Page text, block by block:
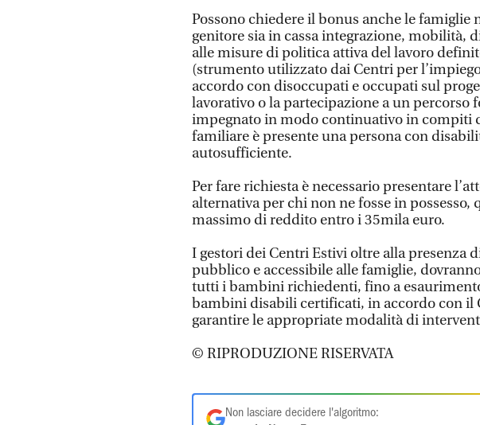
Possono chiedere il bonus anche le famiglie
genitore sia in cassa integrazione, mobilità,
alle misure di politica attiva del lavoro
(strumento utilizzato dai Centri per
accordo con disoccupati e occupati sul
lavorativo o la partecipazione a un percorso
impegnato in modo continuativo in compiti
familiare è presente una persona con
autosufficiente.
Per fare richiesta è necessario presentare
alternativa per chi non ne fosse in
massimo di reddito entro i 35mila euro.
I gestori dei Centri Estivi oltre alla presenza
pubblico e accessibile alle famiglie,
tutti i bambini richiedenti, fino a
bambini disabili certificati, in accordo con il
garantire le appropriate modalità di
© RIPRODUZIONE RISERVATA
Non lasciare decidere l'algoritmo: